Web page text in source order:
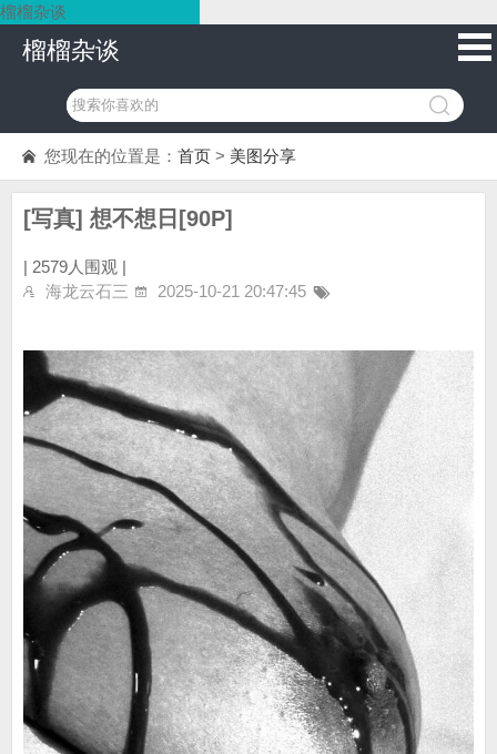
榴榴杂谈
榴榴杂谈
您现在的位置是： 首页 > 美图分享
[写真] 想不想日[90P]
| 2579人围观 |
海龙云石三
2025-10-21 20:47:45